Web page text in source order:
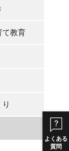
よくある
質問
て教育